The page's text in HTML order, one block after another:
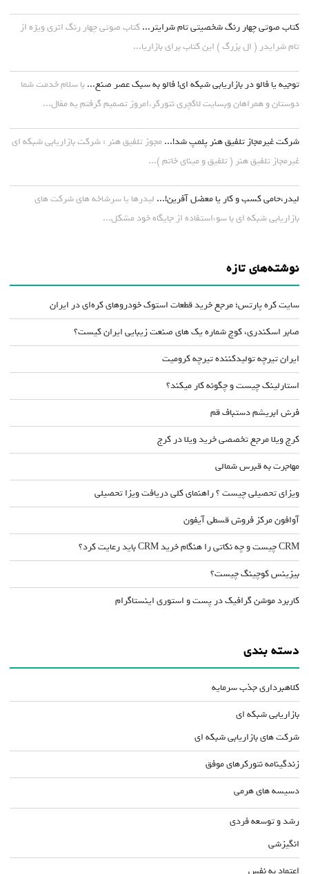
کتاب صوتی چهار رنگ شخصیتی تام شرایتر... کتاب صوتی چهار رنگ اثری ویژه از
تام شرایدر ( ال بزرگ ) این کتاب برای بازاریا...
توجیه یا فالو در بازاریابی شبکه ای! فالو به سبک عصر صنع... با سلام خدمت شما
دوستان و همراهان وبسایت لاکچری نتورکر.امروز تصمیم گرفتم یه مقال...
شرکت غیرمجاز تلفیق هنر پلمپ شد!... مجوز تلفیق هنر : شرکت بازاریابی شبکه ای
غیرمجاز تلفیق هنر ( تلفیق و مینای خاتم )...
لیدر،حامی کسب و کار یا معضل آفرین!... لیدرها یا سرشاخه های شرکت های
بازاریابی شبکه ای با سوءاستفاده از جایگاه خود مشکل...
نوشته‌های تازه
سایت کره پارتس؛ مرجع خرید قطعات استوک خودروهای کره‌ای در ایران
صابر اسکندری، کوچ شماره یک های صنعت زیبایی ایران کیست؟
ایران تیرچه تولیدکننده تیرچه کرومیت
استارلینک چیست و چگونه کار میکند؟
فرش ابریشم دستباف قم
کرج ویلا مرجع تخصصی خرید ویلا در کرج
مهاجرت به قبرس شمالی
ویزای تحصیلی چیست ؟ راهنمای کلی دریافت ویزا تحصیلی
آوافون مرکز فروش قسطی آیفون
CRM چیست و چه نکاتی را هنگام خرید CRM باید رعایت کرد؟
بیزینس کوچینگ چیست؟
کاربرد موشن گرافیک در پست و استوری اینستاگرام
دسته بندی
کلاهبرداری جذب سرمایه
بازاریابی شبکه ای
شرکت های بازاریابی شبکه ای
زندگینامه نتورکرهای موفق
دسیسه های هرمی
رشد و توسعه فردی
انگیزشی